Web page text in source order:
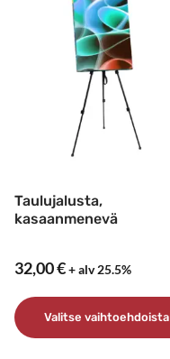
tuotteella
muunnelma.
sivulla.
Taulujalusta,
kasaanmenevä
32,00€+ alv 25.5%
Valitse vaihtoehdoista